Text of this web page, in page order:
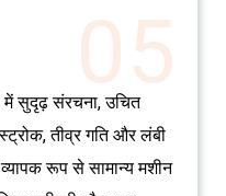
05
में सुदृढ़ संरचना, उचित
तीव्र गति और लंबी
रूप से सामान्य मशीन